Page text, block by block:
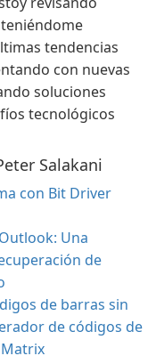
tendencias
con nuevas
soluciones
tecnológicos
Salakani
con Bit Driver
Una
de
de barras sin
de códigos de
Matrix